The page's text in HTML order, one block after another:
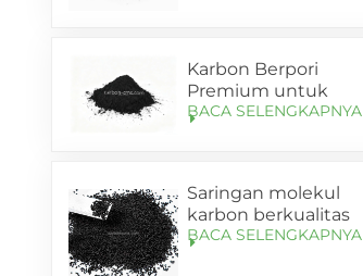
Karbon Berpori
Premium untuk
Anoda Silikon-
BACA SELENGKAPNYA
Saringan molekul
karbon berkualitas
tinggi SHANLI (CMS)
BACA SELENGKAPNYA